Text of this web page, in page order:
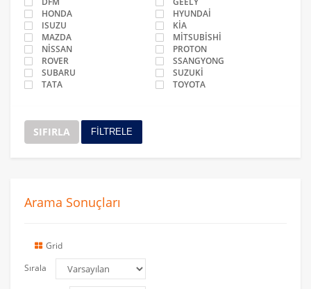
HONDA
HYUNDAİ
ISUZU
KİA
MAZDA
MİTSUBİSHİ
NİSSAN
PROTON
ROVER
SSANGYONG
SUBARU
SUZUKİ
TATA
TOYOTA
SIFIRLA FİLTRELE
Arama Sonuçları
Grid
Sırala